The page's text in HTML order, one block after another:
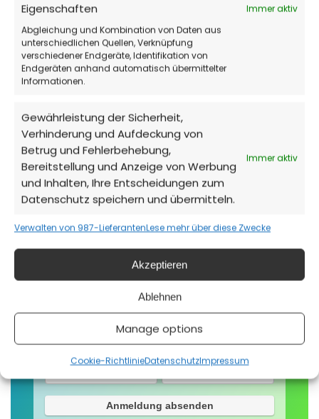
Eigenschaften
Immer aktiv
Abgleichung und Kombination von Daten aus
unterschiedlichen Quellen, Verknüpfung
verschiedener Endgeräte, Identifikation von
Endgeräten anhand automatisch übermittelter
Informationen.
Gewährleistung der Sicherheit,
Verhinderung und Aufdeckung von
Betrug und Fehlerbehebung,
Bereitstellung und Anzeige von Werbung
und Inhalten, Ihre Entscheidungen zum
Datenschutz speichern und übermitteln.
Immer aktiv
Verwalten von 987-LieferantenLese mehr über diese Zwecke
Akzeptieren
Ablehnen
Manage options
Cookie-RichtlinieDatenschutzImpressum
Sie möchte das wir Ihre Produkte mit in unserer
Produktpalette aufnehmen, dann senden Sie uns
eine Anfrage über die Partnerplattform
webgains.com
Newsletter Anmeldung
Hi und Willkommen!
Geben sie ihre Email Adresse ein um
zukünftig Newsletter von uns zu erhalten.
Vorname Nachname